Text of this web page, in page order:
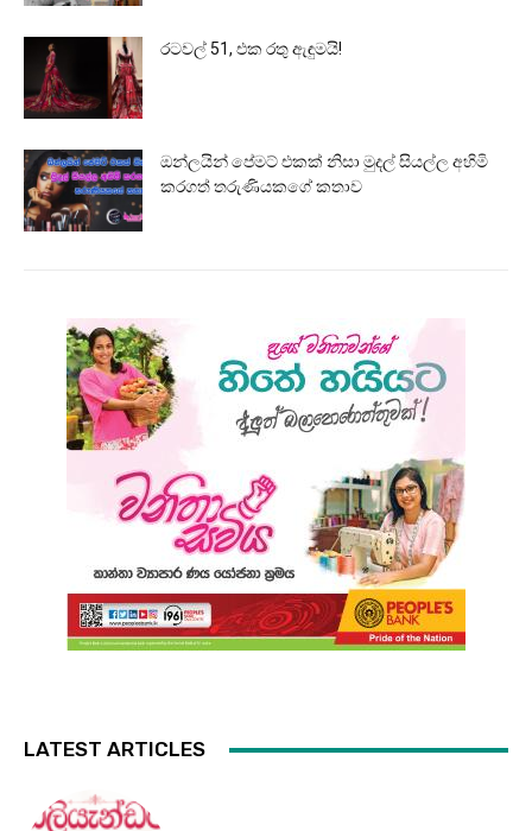
රටවල් 51, එක රතු ඇඳුමයි!
ඔන්ලයින් පේමට් එකක් නිසා මුදල් සියල්ල අහිමි
කරගත් තරුණියකගේ කතාව
LATEST ARTICLES